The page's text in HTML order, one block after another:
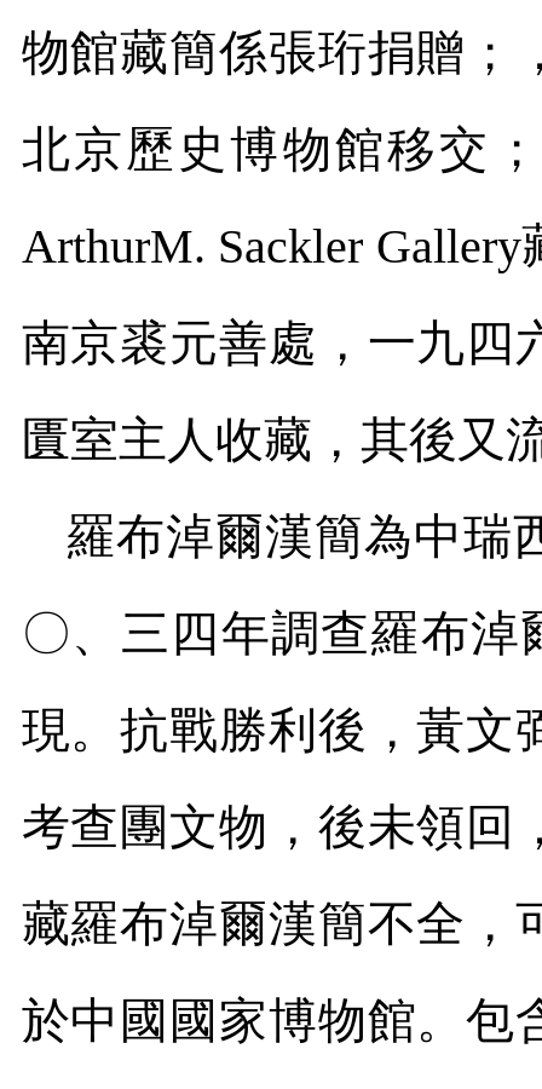
物館藏簡係張珩捐贈；
北京歷史博物館移交
ArthurM. Sackler Gallery
南京裘元善處，一九四
匱室主人收藏，其後又
羅布淖爾漢簡為中瑞
〇、三四年調查羅布
現。抗戰勝利後，黃文
考查團文物，後未領回
藏羅布淖爾漢簡不全，
於中國國家博物館。包